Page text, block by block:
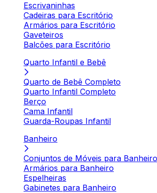
Escrivaninhas
Cadeiras para Escritório
Armários para Escritório
Gaveteiros
Balcões para Escritório
Quarto Infantil e Bebê
Quarto de Bebê Completo
Quarto Infantil Completo
Berço
Cama Infantil
Guarda-Roupas Infantil
Banheiro
Conjuntos de Móveis para Banheiro
Armários para Banheiro
Espelheiras
Gabinetes para Banheiro